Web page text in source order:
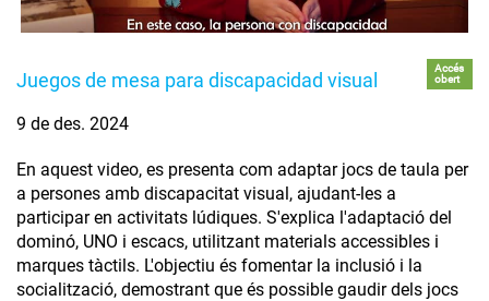
Juegos de mesa para discapacidad visual
Accés
obert
9 de des. 2024
En aquest video, es presenta com adaptar jocs de taula per
a persones amb discapacitat visual, ajudant-les a
participar en activitats lúdiques. S'explica l'adaptació del
dominó, UNO i escacs, utilitzant materials accessibles i
marques tàctils. L'objectiu és fomentar la inclusió i la
socialització, demostrant que és possible gaudir dels jocs